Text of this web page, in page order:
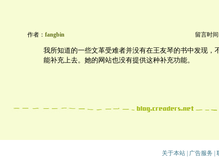
作者： fangbin 留言时间
我所知道的一些文革受难者并没有在王友琴的书中发现，
能补充上去。她的网站也没有提供这种补充功能。
关于本站| 广告服务